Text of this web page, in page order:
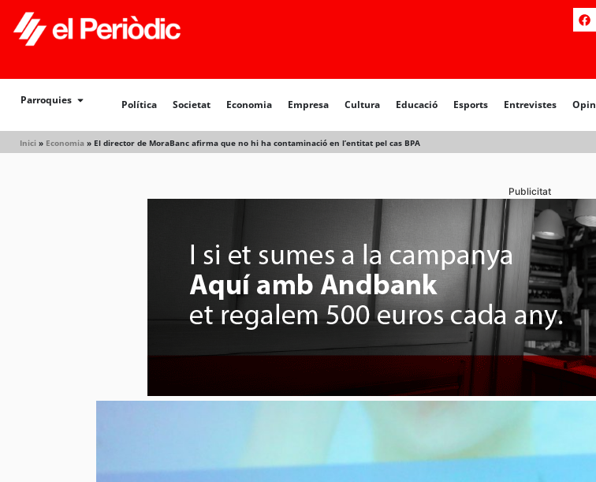
Parroquies Política Societat Economia Empresa Cultura Educació Esports Entrevistes
Inici » Economia » El director de MoraBanc afirma que no hi ha contaminació en l’entitat pel cas BPA
Política Societat Opinió
Publicitat